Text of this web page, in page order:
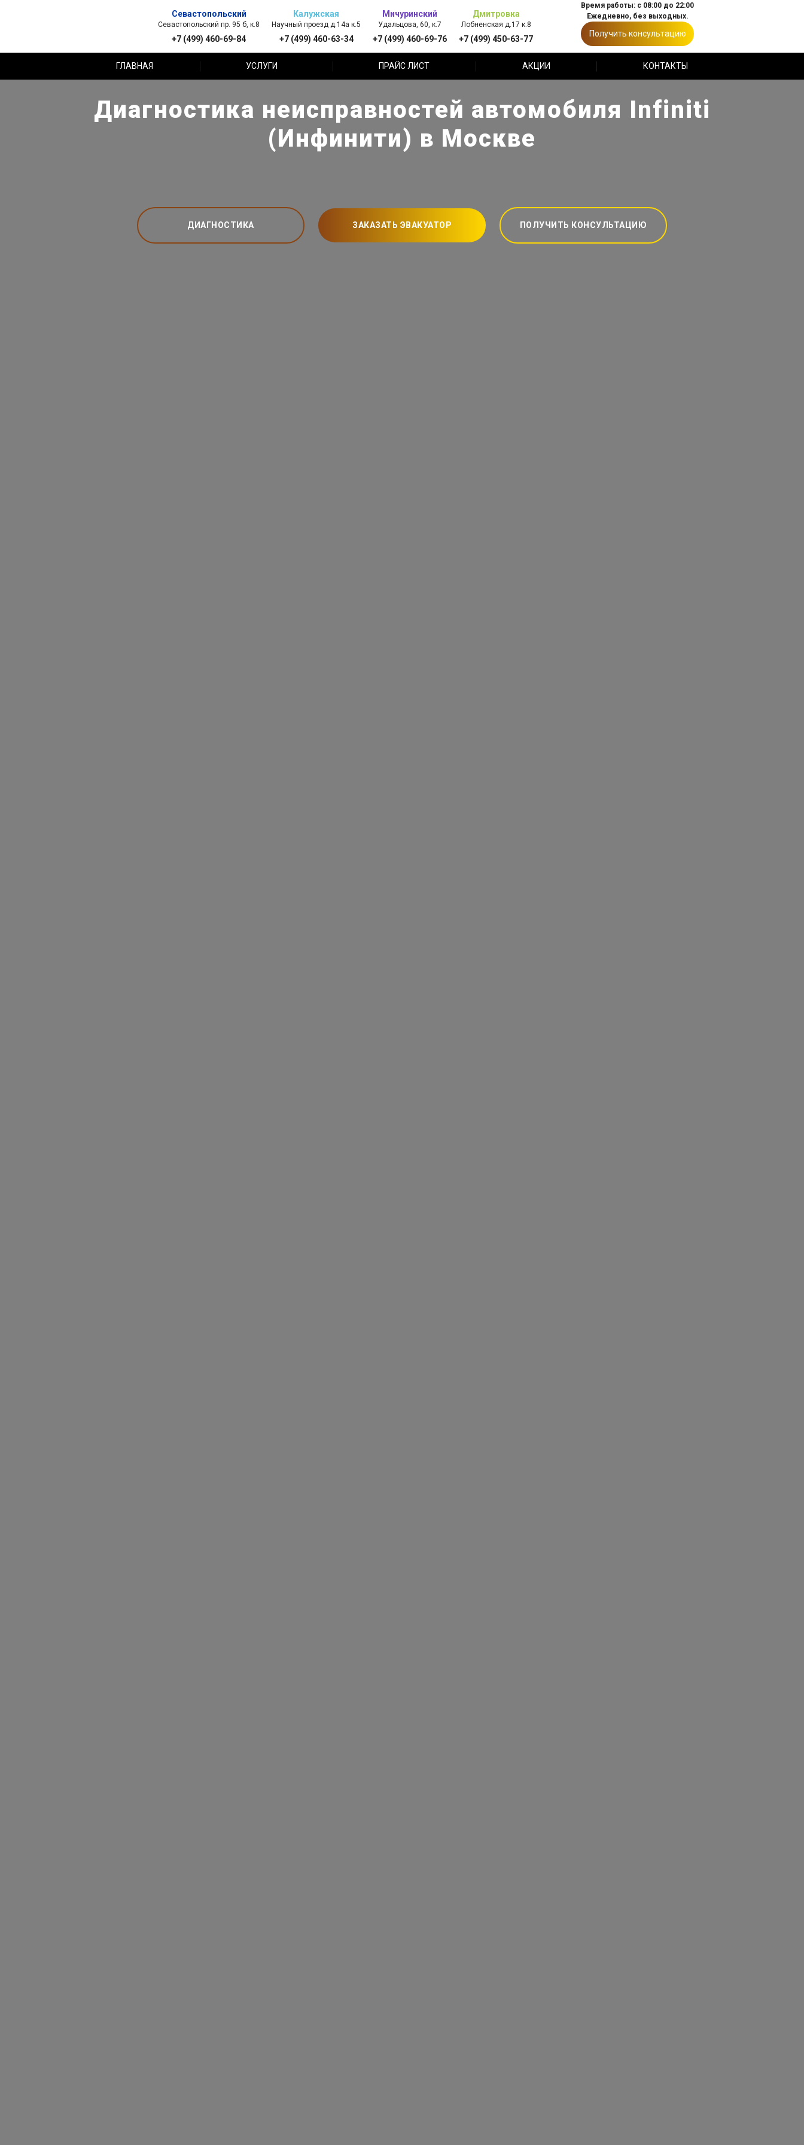
Севастопольский
Севастопольский пр. 95 б, к.8
+7 (499) 460-69-84
Калужская
Научный проезд д.14а к.5
+7 (499) 460-63-34
Мичуринский
Удальцова, 60, к.7
+7 (499) 460-69-76
Дмитровка
Лобненская д.17 к.8
+7 (499) 450-63-77
Время работы: с 08:00 до 22:00
Ежедневно, без выходных.
Получить консультацию
ГЛАВНАЯ УСЛУГИ ПРАЙС ЛИСТ АКЦИИ КОНТАКТЫ
Диагностика неисправностей автомобиля Infiniti
(Инфинити) в Москве
ДИАГНОСТИКА ЗАКАЗАТЬ ЭВАКУАТОР ПОЛУЧИТЬ КОНСУЛЬТАЦИЮ